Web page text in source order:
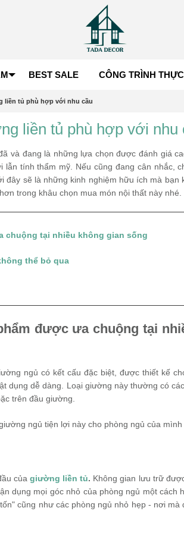
BEST SALE CÔNG TRÌNH
liền tủ phù hợp với nhu cầu
liền tủ phù hợp với nhu
và đang là những lựa chọn được đánh giá
tính thẩm mỹ. Nếu cũng đang cân nhắc,
đây sẽ là những kinh nghiệm hữu ích mà bạn
trong khâu chọn mua món nội thất này nhé.
chuộng tại nhiều không gian sống
thể bỏ qua
được ưa chuộng tại
ngủ có kết cấu đặc biệt, được thiết kế
dụng dễ dàng. Loại giường này thường có
trên đầu giường.
ngủ tiện lợi này cho phòng ngủ của mình
củagiường liền tủ. Không gian lưu trữ
dụng mọi góc nhỏ của phòng ngủ một cách
cũng như các phòng ngủ nhỏ hẹp - nơi mà